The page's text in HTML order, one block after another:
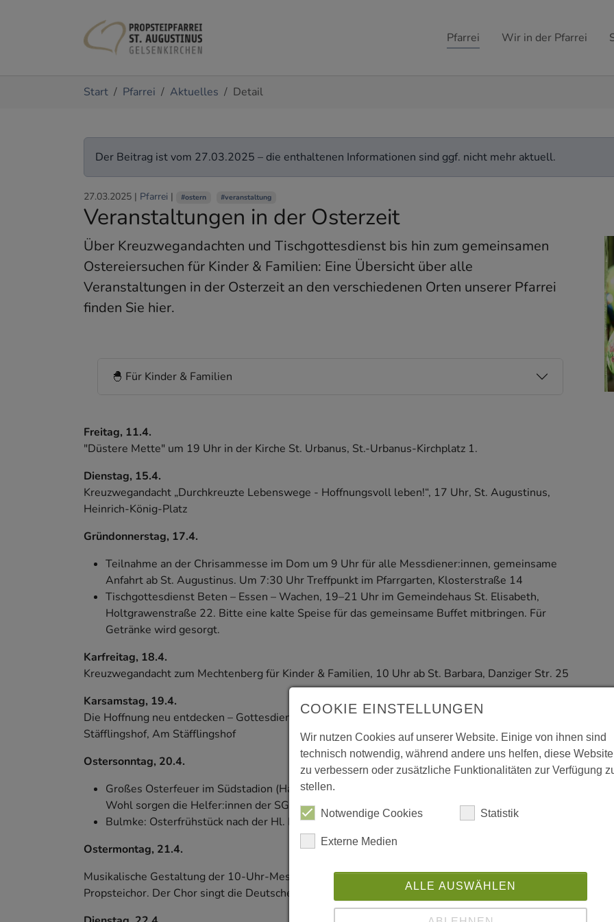
Pfarrei Wir in der Pfarrei
Start Pfarrei Aktuelles Detail
Der Beitrag ist vom 27.03.2025 – die enthaltenen Informationen sind ggf. nicht mehr aktuell.
27.03.2025 | Pfarrei | #ostern #veranstaltung
Veranstaltungen in der Osterzeit
Über Kreuzwegandachten und Tischgottesdienst bis hin zum gemeinsamen
Ostereiersuchen für Kinder & Familien: Eine Übersicht über alle
Veranstaltungen in der Osterzeit an den verschiedenen Orten unserer Pfarrei
finden Sie hier.
🐣 Für Kinder & Familien
Freitag, 11.4.
"Düstere Mette" um 19 Uhr in der Kirche St. Urbanus, St.-Urbanus-Kirchplatz 1.
Dienstag, 15.4.
Kreuzwegandacht „Durchkreuzte Lebenswege - Hoffnungsvoll leben!“, 17 Uhr, St. Augustinus,
Heinrich-König-Platz
Gründonnerstag, 17.4.
Teilnahme an der Chrisammesse im Dom um 9 Uhr für alle Messdiener:innen, gemeinsame
Anfahrt ab St. Augustinus. Um 7:30 Uhr Treffpunkt im Pfarrgarten, Klosterstraße 14
Tischgottesdienst Beten – Essen – Wachen, 19–21 Uhr im Gemeindehaus St. Elisabeth,
Holtgrawenstraße 22. Bitte eine kalte Speise für das gemeinsame Buffet mitbringen. Für
Getränke wird gesorgt.
Karfreitag, 18.4.
Kreuzwegandacht zum Mechtenberg für Kinder & Familien, 10 Uhr ab St. Barbara, Danziger Str. 25
Karsamstag, 19.4.
Die Hoffnung neu entdecken – Gottesdienst für Trauernde vor Ostern um 15 Uhr am Friedhof
Stäfflingshof, Am Stäfflingshof
Ostersonntag, 20.4.
Großes Osterfeuer im Südstadion (Haidekamp) um 18 Uhr. Der Eintritt ist frei, für das leibliche
Wohl sorgen die Helfer:innen der SG Eintracht Gelsenkirchen.
Bulmke: Osterfrühstück nach der Hl. Messe um 10 Uhr, Altfridsaal, Im Mühlenfeld 10
Ostermontag, 21.4.
Musikalische Gestaltung der 10-Uhr-Messe in St. Augustinus, Heinrich-König-Platz, durch den
Propsteichor. Der Chor singt die Deutsche Messe von Bernard W. Sanders (*1957)
COOKIE EINSTELLUNGEN
Wir nutzen Cookies auf unserer Website. Einige von ihnen sind
technisch notwendig, während andere uns helfen, diese Website
zu verbessern oder zusätzliche Funktionalitäten zur Verfügung
stellen.
Notwendige Cookies Statistik
Externe Medien
ALLE AUSWÄHLEN